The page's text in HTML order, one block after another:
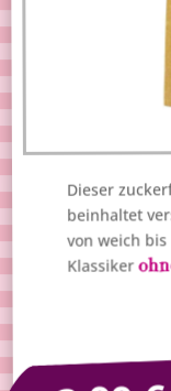
Dieser
beinhaltet
von weich
Klassiker